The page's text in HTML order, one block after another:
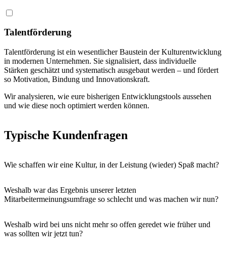
Talentförderung
Talentförderung ist ein wesentlicher Baustein der Kulturentwicklung
in modernen Unternehmen. Sie signalisiert, dass individuelle
Stärken geschätzt und systematisch ausgebaut werden – und fördert
so Motivation, Bindung und Innovationskraft.
Wir analysieren, wie eure bisherigen Entwicklungstools aussehen
und wie diese noch optimiert werden können.
Typische Kundenfragen
Wie schaffen wir eine Kultur, in der Leistung (wieder) Spaß macht?
Weshalb war das Ergebnis unserer letzten
Mitarbeitermeinungsumfrage so schlecht und was machen wir nun?
Weshalb wird bei uns nicht mehr so offen geredet wie früher und
was sollten wir jetzt tun?